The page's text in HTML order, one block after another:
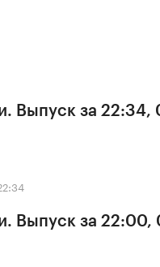
Выпуск за
Выпуск за